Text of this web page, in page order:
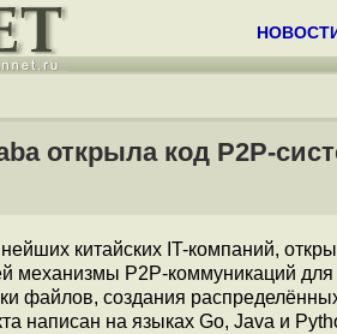
открыла код P2P-
китайских IT-компаний,
механизмы P2P-коммуникаций для
файлов, создания
написан на языках Go, Java и